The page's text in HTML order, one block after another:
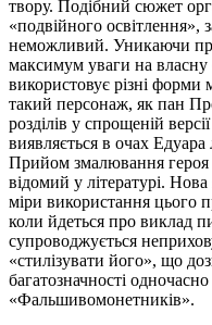
твору. Подібний сюжет
«подвійного освітлення»,
неможливий. Уникаючи
максимум уваги на
використовує різні форми
такий персонаж, як пан
розділів у спрощеній
виявляється в очах
Прийом змалювання героя
відомий у літературі.
міри використання цього
коли йдеться про виклад
супроводжується
«стилізувати його», що
багатозначності
«Фальшивомонетників».